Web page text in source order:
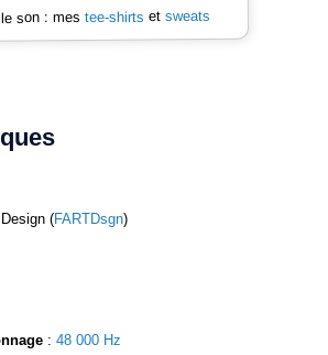
son : mes tee-shirts et sweats
(FARTDsgn)
: 48 000 Hz